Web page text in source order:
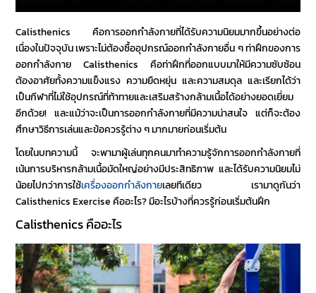
Calisthenics คือการออกกำลังกายที่ได้รับความนิยมมากขึ้นอย่างต่อ
เนื่องในปัจจุบัน เพราะไม่ต้องซื้ออุปกรณ์ออกกำลังกายอื่น ๆ ท่าฝึกของการ
ออกกำลังกาย Calisthenics คือท่าฝึกที่ออกแบบมาให้มีความซับซ้อน
ต้องอาศัยทั้งความแข็งแรง ความยืดหยุ่น และความสมดุล และเรียกได้ว่า
เป็นกีฬาที่ไม่ใช้อุปกรณ์ที่ท้าทายและเสริมสร้างกล้ามเนื้อได้อย่างยอดเยี่ยม
อีกด้วย! และแม้ว่าจะเป็นการออกกำลังกายที่มีความน่าสนใจ แต่ก็จะต้อง
ศึกษาวิธีการเล่นและข้อควรรู้ต่าง ๆ มากมายก่อนเริ่มต้น
โดยในบทความนี้ จะพามาผู้เล่นทุกคนมาทำความรู้จักการออกกำลังกายที่
เน้นการบริหารกล้ามเนื้อมัดใหญ่อย่างมีประสิทธิภาพ และได้รับความนิยมไม่
น้อยไปกว่าการใช้เครื่องออกกำลังกายเลยทีเดียว เรามาดูกันว่า
Calisthenics Exercise คืออะไร? มีอะไรบ้างที่ควรรู้ก่อนเริ่มต้นฝึก
Calisthenics คืออะไร